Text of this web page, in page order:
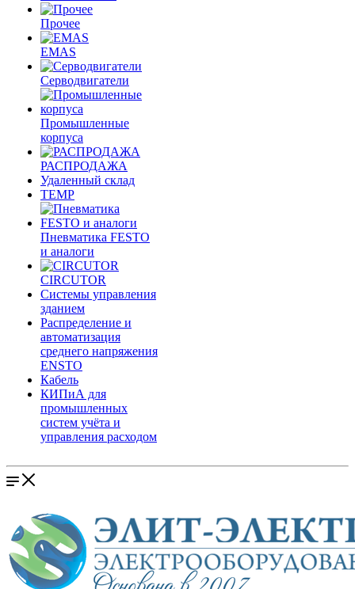
Прочее
EMAS
Cерводвигатели
Промышленные
корпуса
РАСПРОДАЖА
Удаленный склад
TEMP
Пневматика FESTO
и аналоги
CIRCUTOR
Системы управления
зданием
Распределение и
автоматизация
среднего напряжения
ENSTO
Кабель
КИПиА для
промышленных
систем учёта и
управления расходом